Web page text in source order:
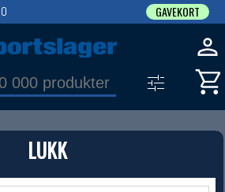
LUKK
GAVEKORT
PRODUKT
Produkter (1)
filter til å spisse søket